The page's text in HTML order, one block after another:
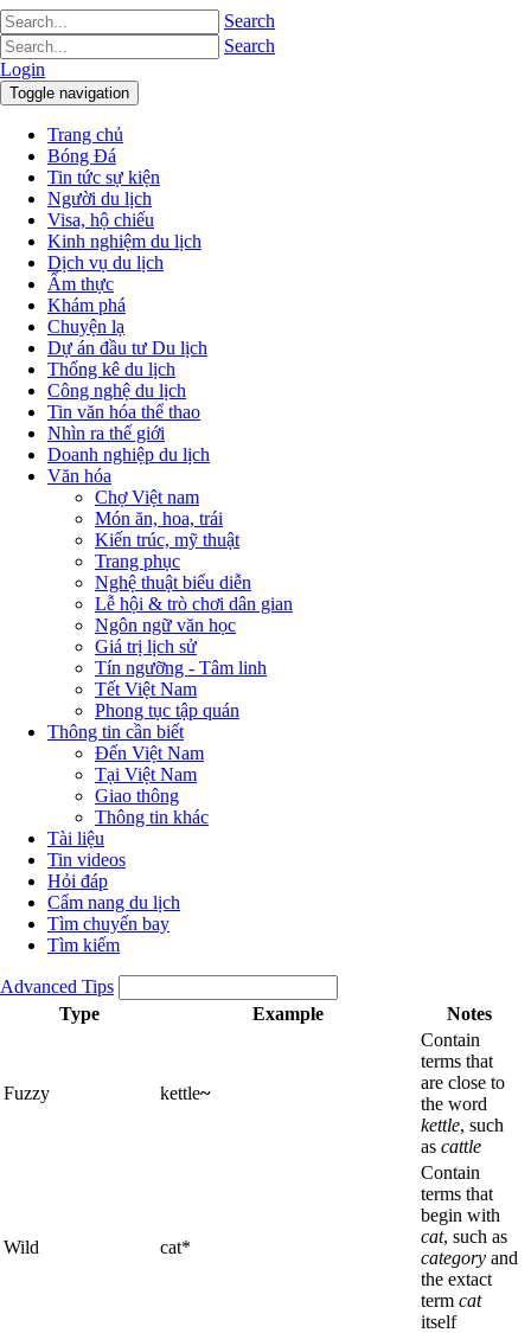
Search
Search
Login
Toggle navigation
Trang chủ
Bóng Đá
Tin tức sự kiện
Người du lịch
Visa, hộ chiếu
Kinh nghiệm du lịch
Dịch vụ du lịch
Ẩm thực
Khám phá
Chuyện lạ
Dự án đầu tư Du lịch
Thống kê du lịch
Công nghệ du lịch
Tin văn hóa thể thao
Nhìn ra thế giới
Doanh nghiệp du lịch
Văn hóa
Chợ Việt nam
Món ăn, hoa, trái
Kiến trúc, mỹ thuật
Trang phục
Nghệ thuật biểu diễn
Lễ hội & trò chơi dân gian
Ngôn ngữ văn học
Giá trị lịch sử
Tín ngưỡng - Tâm linh
Tết Việt Nam
Phong tục tập quán
Thông tin cần biết
Đến Việt Nam
Tại Việt Nam
Giao thông
Thông tin khác
Tài liệu
Tin videos
Hỏi đáp
Cẩm nang du lịch
Tìm chuyến bay
Tìm kiếm
Advanced Tips
Type
Example Notes
Fuzzy kettle~
Contain
terms that
are close to
the word
kettle, such
as cattle
Wild cat*
Contain
terms that
begin with
cat, such as
category and
the extact
term cat
itself